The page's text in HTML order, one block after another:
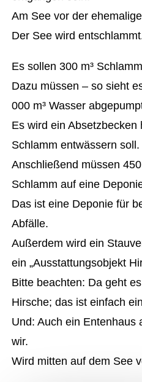
Am See vor der
Der See wird
Es sollen 300 m³
Dazu müssen – so sieht
000 m³ Wasser
Es wird ein
Schlamm entwässern soll.
Anschließend müssen
Schlamm auf eine
Das ist eine Deponie für
Abfälle.
Außerdem wird ein
ein „Ausstattungsobjekt
Bitte beachten: Da geht
Hirsche; das ist einfach
Und: Auch ein Entenhaus
wir.
Wird mitten auf dem See